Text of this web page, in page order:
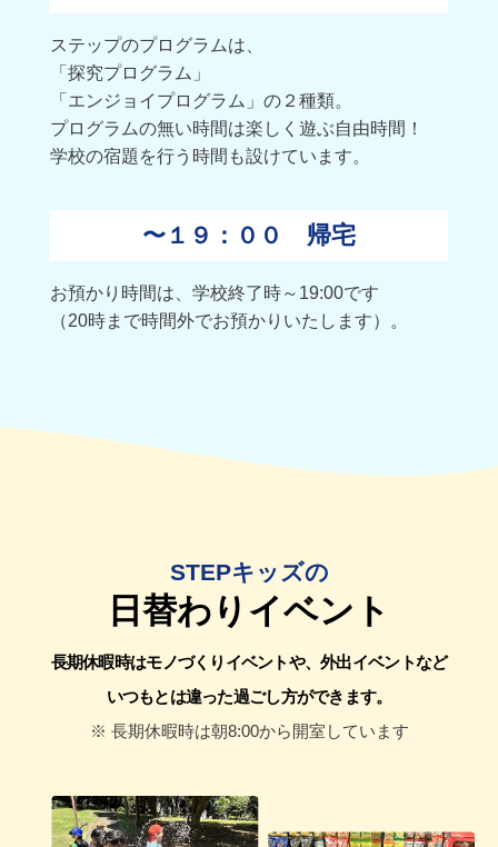
ステップのプログラムは、
「探究プログラム」
「エンジョイプログラム」の２種類。
プログラムの無い時間は楽しく遊ぶ自由時間！
学校の宿題を行う時間も設けています。
〜１９：００ 帰宅
お預かり時間は、学校終了時～19:00です
（20時まで時間外でお預かりいたします）。
STEPキッズの
日替わりイベント
長期休暇時はモノづくりイベントや、外出イベントなど
いつもとは違った過ごし方ができます。
※ 長期休暇時は朝8:00から開室しています